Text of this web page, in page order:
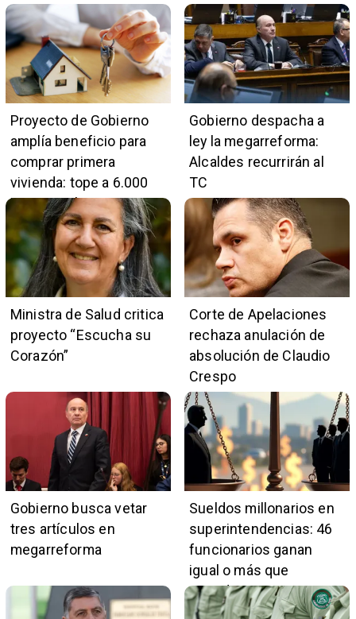
Proyecto de Gobierno
amplía beneficio para
comprar primera
vivienda: tope a 6.000
UF y 30 mil cupos
Gobierno despacha a
ley la megarreforma:
Alcaldes recurrirán al
TC
Ministra de Salud critica
proyecto “Escucha su
Corazón”
Corte de Apelaciones
rechaza anulación de
absolución de Claudio
Crespo
Gobierno busca vetar
tres artículos en
megarreforma
Sueldos millonarios en
superintendencias: 46
funcionarios ganan
igual o más que
presidente Kast